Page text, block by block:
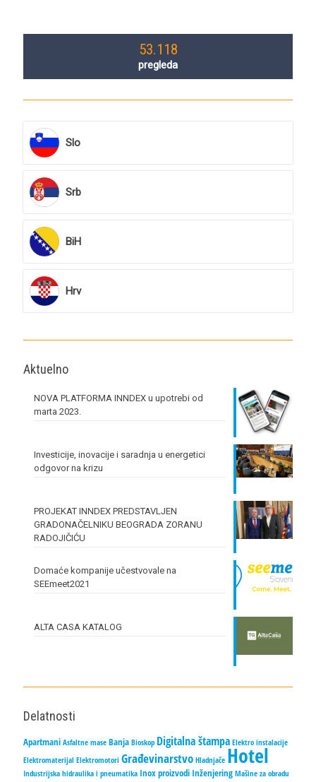
53.118
pregleda
Slo
Srb
BiH
Hrv
Aktuelno
NOVA PLATFORMA INNDEX u upotrebi od
marta 2023.
Investicije, inovacije i saradnja u energetici
odgovor na krizu
PROJEKAT INNDEX PREDSTAVLJEN
GRADONAČELNIKU BEOGRADA ZORANU
RADOJIČIĆU
Domaće kompanije učestvovale na
SEEmeet2021
ALTA CASA KATALOG
Delatnosti
Apartmani Asfaltne mase Banja Bioskop Digitalna štampa Elektro instalacije
Elektromaterijal Elektromotori Građevinarstvo Hladnjače Hotel
Industrijska hidraulika i pneumatika Inox proizvodi Inženjering Mašine za obradu